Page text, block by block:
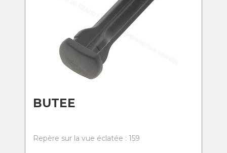
BUTEE
Repère sur la vue éclatée : 159